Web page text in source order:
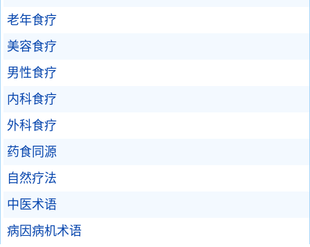
老年食疗
美容食疗
男性食疗
内科食疗
外科食疗
药食同源
自然疗法
中医术语
病因病机术语